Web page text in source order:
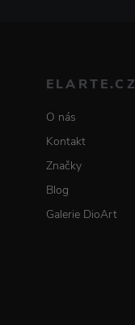
ELARTE.CZ
O nás
Kontakt
Značky
Blog
Galerie DioArt